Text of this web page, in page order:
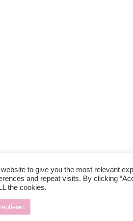
to give you the most relevant
and repeat visits. By clicking
the cookies.